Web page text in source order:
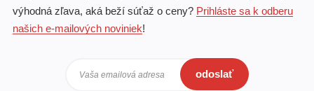
výhodná zľava, aká beží súťaž o ceny? Prihláste sa k odberu
našich e-mailových noviniek!
Vaša emailová adresa odoslať